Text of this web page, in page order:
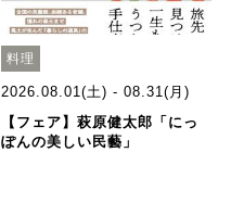
料理
2026.08.01(土) - 08.31(月)
【フェア】萩原健太郎「にっ
ぽんの美しい民藝」